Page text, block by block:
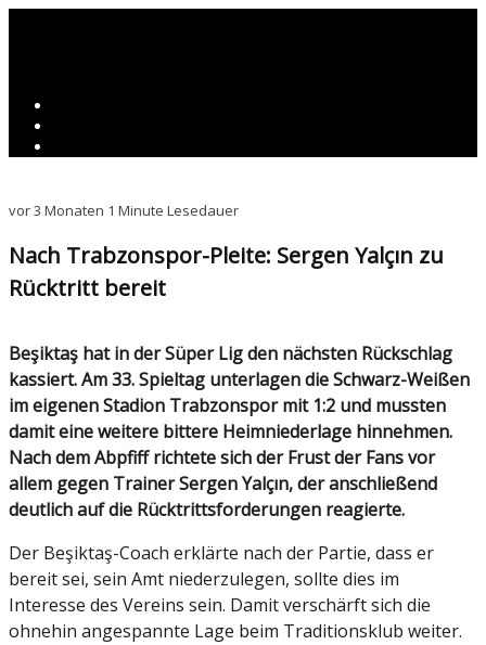
vor 3 Monaten 1 Minute Lesedauer
Nach Trabzonspor-Pleite: Sergen Yalçın zu
Rücktritt bereit
Beşiktaş hat in der Süper Lig den nächsten Rückschlag
kassiert. Am 33. Spieltag unterlagen die Schwarz-Weißen
im eigenen Stadion Trabzonspor mit 1:2 und mussten
damit eine weitere bittere Heimniederlage hinnehmen.
Nach dem Abpfiff richtete sich der Frust der Fans vor
allem gegen Trainer Sergen Yalçın, der anschließend
deutlich auf die Rücktrittsforderungen reagierte.
Der Beşiktaş-Coach erklärte nach der Partie, dass er
bereit sei, sein Amt niederzulegen, sollte dies im
Interesse des Vereins sein. Damit verschärft sich die
ohnehin angespannte Lage beim Traditionsklub weiter.